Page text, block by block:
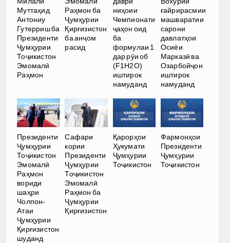
Муттаҳид
Антониу
Гутерриш ба
Президенти
Ҷумҳурии
Тоҷикистон
Эмомалӣ
Раҳмон
Раҳмон ба
Ҷумҳурии
Қирғизистон
ба анҷом
расид
ниҳоии
Чемпионати
ҷаҳон оид
ба
формулаи 1
дар рӯи об
(F1H2O)
иштирок
намуданд
ғайрирасмии
машваратии
сарони
давлатҳои
Осиёи
Марказӣ ва
Озарбойҷон
иштирок
намуданд
Президенти
Ҷумҳурии
Тоҷикистон
Эмомалӣ
Раҳмон
вориди
шаҳри
Чолпон-
Атаи
Ҷумҳурии
Қирғизистон
шуданд
Сафари
кории
Президенти
Ҷумҳурии
Тоҷикистон
Эмомалӣ
Раҳмон ба
Ҷумҳурии
Қирғизистон
Қарорҳои
Ҳукумати
Ҷумҳурии
Тоҷикистон
Фармонҳои
Президенти
Ҷумҳурии
Тоҷикистон